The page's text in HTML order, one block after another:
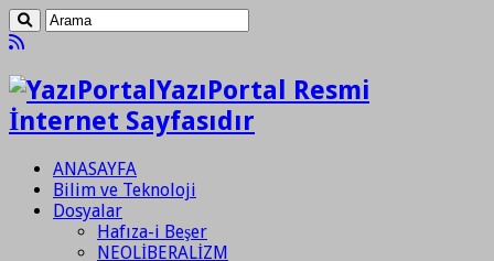
YazıPortal Resmi
İnternet Sayfasıdır
ANASAYFA
Bilim ve Teknoloji
Dosyalar
Hafıza-i Beşer
NEOLİBERALİZM